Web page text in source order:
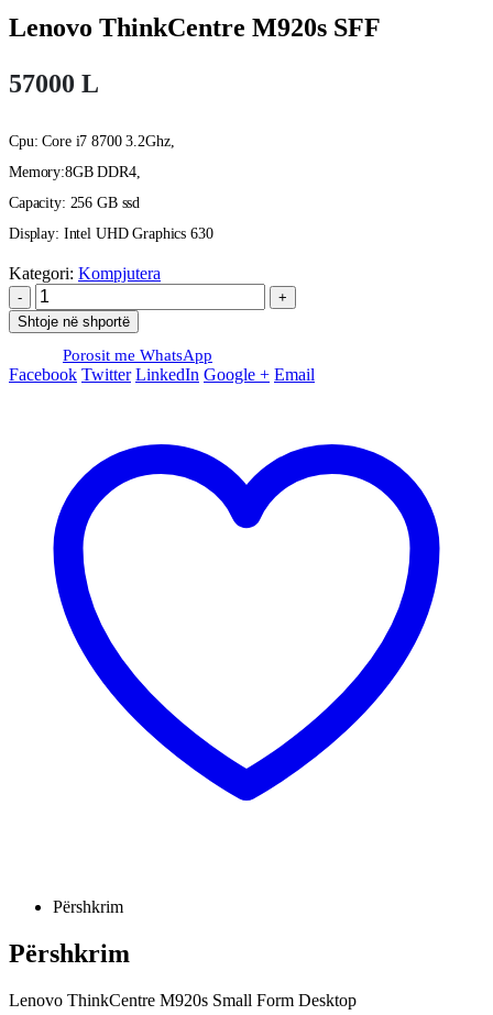
Lenovo ThinkCentre M920s SFF
57000 L
Cpu: Core i7 8700 3.2Ghz,
Memory:8GB DDR4,
Capacity: 256 GB ssd
Display: ‎Intel UHD Graphics 630
Kategori: Kompjutera
-
+
Shtoje në shportë
Porosit me WhatsApp
Facebook Twitter LinkedIn Google + Email
Përshkrim
Përshkrim
Lenovo ThinkCentre M920s Small Form Desktop